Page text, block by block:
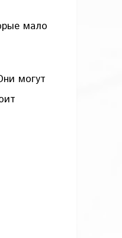
мало
могут